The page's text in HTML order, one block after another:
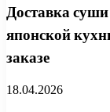
Доставка
японской
заказе
18.04.2026